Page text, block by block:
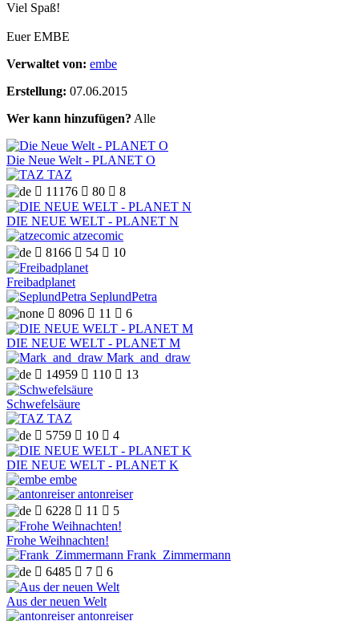
Viel Spaß!
Euer EMBE
Verwaltet von: embe
Erstellung: 07.06.2015
Wer kann hinzufügen? Alle
Die Neue Welt - PLANET O
TAZ
 11176  80  8
DIE NEUE WELT - PLANET N
atzecomic
 8166  54  10
Freibadplanet
SeplundPetra
 8096  11  6
DIE NEUE WELT - PLANET M
Mark_and_draw
 14959  110  13
Schwefelsäure
TAZ
 5759  10  4
DIE NEUE WELT - PLANET K
embe
antonreiser
 6228  11  5
Frohe Weihnachten!
Frank_Zimmermann
 6485  7  6
Aus der neuen Welt
antonreiser